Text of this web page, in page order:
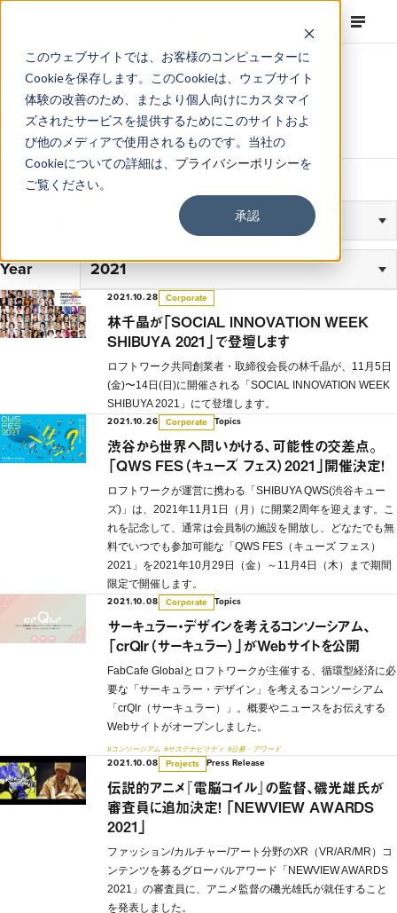
このウェブサイトでは、お客様のコンピューターに
Cookieを保存します。このCookieは、ウェブサイト
体験の改善のため、またより個人向けにカスタマイ
ズされたサービスを提供するためにこのサイトおよ
び他のメディアで使用されるものです。当社の
Cookieについての詳細は、 プライバシーポリシーを
ご覧ください。
承認
News
ロフトワークからお届けするニュースとトピック
Year
2021.10.28 Corporate
林千晶が「SOCIAL INNOVATION WEEK
SHIBUYA 2021」で登壇します
​​ロフトワーク共同創業者・取締役会長の林千晶が、11月5日
(金)〜14日(日)に開催される「SOCIAL INNOVATION WEEK
SHIBUYA 2021」にて登壇します。
2021.10.26 Corporate Topics
渋谷から世界へ問いかける、可能性の交差点。
「QWS FES（キューズ フェス）2021」開催決定！
ロフトワークが運営に携わる「SHIBUYA QWS(渋谷キュー
ズ)」は、2021年11月1日（月）に開業2周年を迎えます。こ
れを記念して、通常は会員制の施設を開放し、どなたでも無
料でいつでも参加可能な「QWS FES（キューズ フェス）
2021」を2021年10月29日（金）～11月4日（木）まで期間
限定で開催します。
2021.10.08 Corporate Topics
サーキュラー・デザインを考えるコンソーシアム、
「crQlr（サーキュラー）」がWebサイトを公開
FabCafe Globalとロフトワークが主催する、循環型経済に必
要な「サーキュラー・デザイン」を考えるコンソーシアム
「crQlr（サーキュラー）」。概要やニュースをお伝えする
Webサイトがオープンしました。
#コンソーシアム #サステナビリティ #公募・アワード
2021.10.08 Projects Press Release
伝説的アニメ『電脳コイル』の監督、磯光雄氏が
審査員に追加決定！ 「NEWVIEW AWARDS
2021」
ファッション/カルチャー/アート分野のXR（VR/AR/MR）コ
ンテンツを募るグローバルアワード「NEWVIEW AWARDS
2021」の審査員に、アニメ監督の磯光雄氏が就任すること
を発表しました。